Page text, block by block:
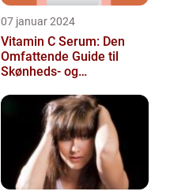
07 januar 2024
Vitamin C Serum: Den
Omfattende Guide til
Skønheds- og